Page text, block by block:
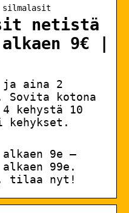
silmalasit
netistä
9€ |
aina 2
Sovita kotona
kehystä 10
kehykset.
9e –
99e.
tilaa nyt!